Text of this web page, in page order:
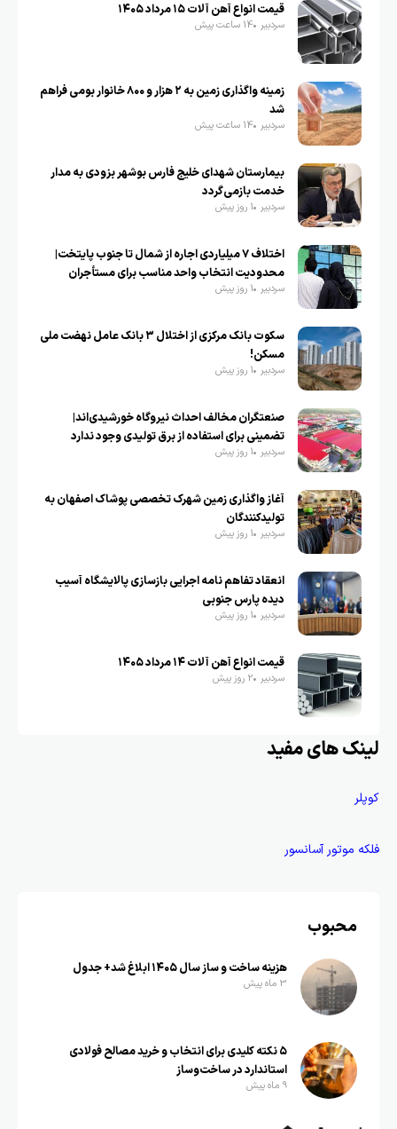
قیمت انواع آهن آلات ۱۵ مرداد ۱۴۰۵
سردبیر 14 ساعت پیش
زمینه واگذاری زمین به ۲ هزار و ۸۰۰ خانوار بومی فراهم
شد
سردبیر 14 ساعت پیش
بیمارستان شهدای خلیج فارس بوشهر بزودی به مدار
خدمت بازمی‌گردد
سردبیر 1 روز پیش
اختلاف ۷ میلیاردی اجاره از شمال تا جنوب پایتخت|
محدودیت انتخاب واحد مناسب برای مستأجران
سردبیر 1 روز پیش
سکوت بانک مرکزی از اختلال ۳ بانک عامل نهضت ملی
مسکن!
سردبیر 1 روز پیش
صنعتگران مخالف احداث نیروگاه خورشیدی‌اند|
تضمینی برای استفاده از برق تولیدی وجود ندارد
سردبیر 1 روز پیش
آغاز واگذاری زمین شهرک تخصصی پوشاک اصفهان به
تولیدکنندگان
سردبیر 1 روز پیش
انعقاد تفاهم نامه اجرایی بازسازی پالایشگاه آسیب
دیده پارس جنوبی
سردبیر 1 روز پیش
قیمت انواع آهن آلات ۱۴ مرداد ۱۴۰۵
سردبیر 2 روز پیش
لینک های مفید
کوپلر
فلکه موتور آسانسور
محبوب
هزینه ساخت و ساز سال ۱۴۰۵ ابلاغ شد+ جدول
3 ماه پیش
۵ نکته کلیدی برای انتخاب و خرید مصالح فولادی
استاندارد در ساخت‌وساز
9 ماه پیش